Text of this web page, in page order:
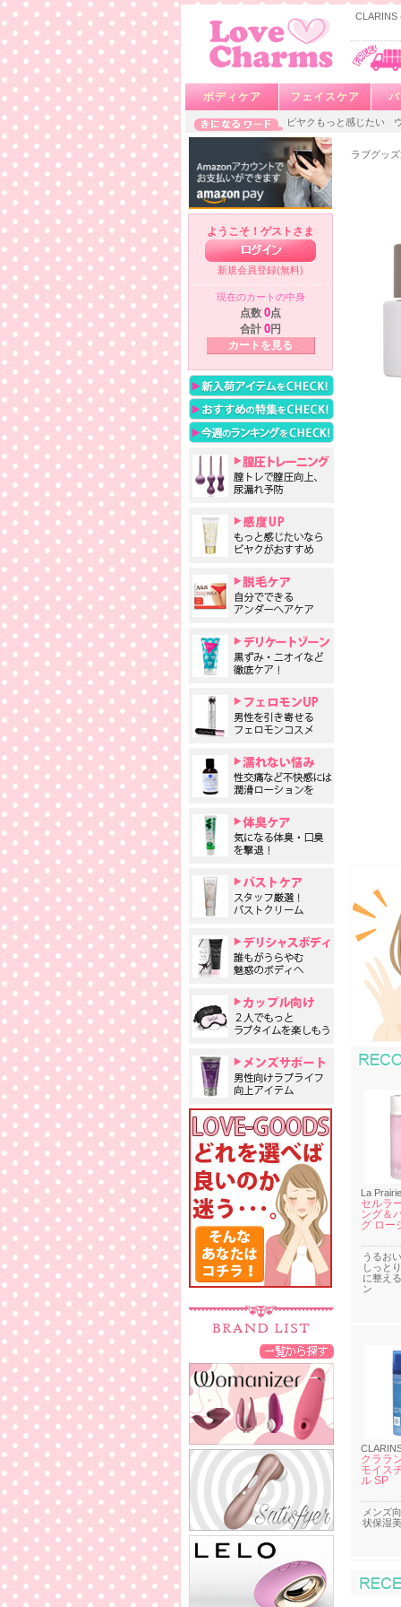
CLARINS
ボディケア フェイスケア
ビヤクもっと感じたい
ようこそ！ゲストさま
新規会員登録(無料)
現在のカートの中身
点数 0点
合計 0円
カートを見る
ラブグッ
La Prairie
セルラ
ング＆
グ ロー
うるお
しっと
に整え
ン
クララ
モイス
ル SP
メンズ
状保湿